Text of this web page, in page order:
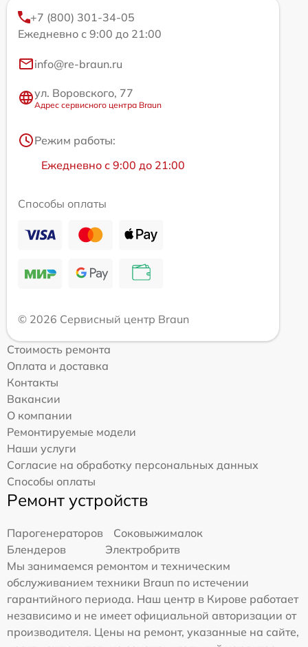
+7 (800) 301-34-05
Ежедневно с 9:00 до 21:00
info@re-braun.ru
ул. Воровского, 77
Адрес сервисного центра Braun
Режим работы:
Ежедневно с 9:00 до 21:00
Способы оплаты
© 2026 Сервисный центр Braun
Стоимость ремонта
Оплата и доставка
Контакты
Вакансии
О компании
Ремонтируемые модели
Наши услуги
Согласие на обработку персональных данных
Способы оплаты
Ремонт устройств
Парогенераторов
Соковыжималок
Блендеров
Электробритв
Мы занимаемся ремонтом и техническим
обслуживанием техники Braun по истечении
гарантийного периода. Наш центр в Кирове работает
независимо и не имеет официальной авторизации от
производителя. Цены на ремонт, указанные на сайте,